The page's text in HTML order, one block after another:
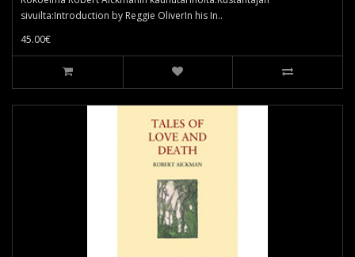
sivuilta:Introduction by Reggie OliverIn his In..
45.00€